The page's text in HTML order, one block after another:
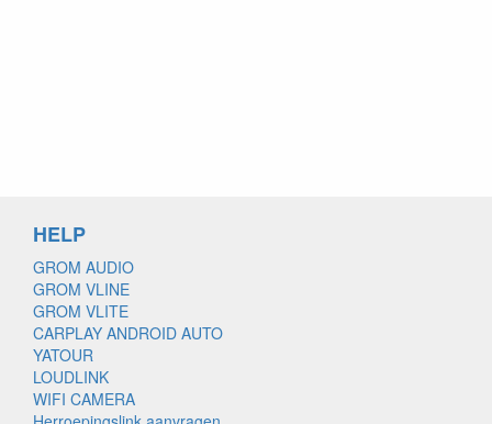
HELP
GROM AUDIO
GROM VLINE
GROM VLITE
CARPLAY ANDROID AUTO
YATOUR
LOUDLINK
WIFI CAMERA